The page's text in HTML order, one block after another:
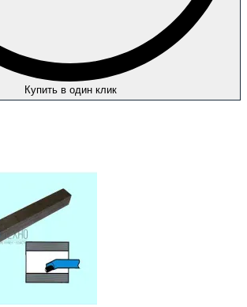
Купить в один клик